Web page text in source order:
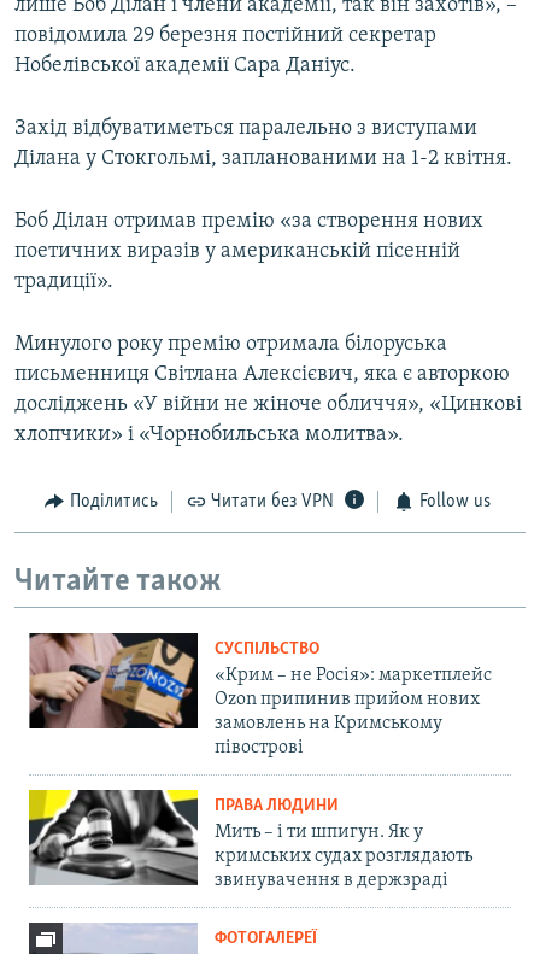
лише Боб Ділан і члени академії, так він захотів», –
повідомила 29 березня постійний секретар
Нобелівської академії Сара Даніус.
Захід відбуватиметься паралельно з виступами
Ділана у Стокгольмі, запланованими на 1-2 квітня.
Боб Ділан отримав премію «за створення нових
поетичних виразів у американській пісенній
традиції».
Минулого року премію отримала білоруська
письменниця Світлана Алексієвич, яка є авторкою
досліджень «У війни не жіноче обличчя», «Цинкові
хлопчики» і «Чорнобильська молитва».
Поділитись Читати без VPN Follow us
Читайте також
СУСПІЛЬСТВО
«Крим – не Росія»: маркетплейс
Ozon припинив прийом нових
замовлень на Кримському
півострові
ПРАВА ЛЮДИНИ
Мить – і ти шпигун. Як у
кримських судах розглядають
звинувачення в держзраді
ФОТОГАЛЕРЕЇ